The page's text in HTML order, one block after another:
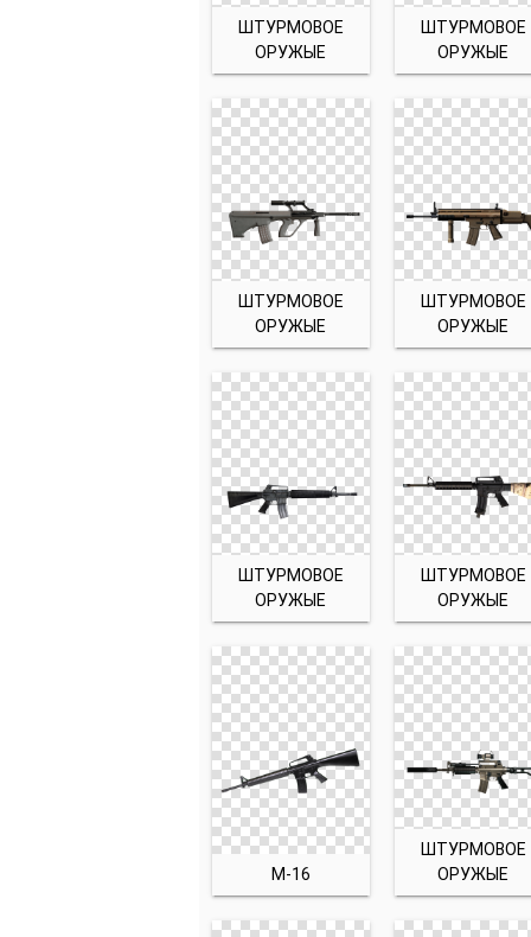
ШТУРМОВОЕ
ОРУЖЫЕ
ШТУРМОВОЕ
ОРУЖЫЕ
ШТУРМОВОЕ
ОРУЖЫЕ
ШТУРМОВОЕ
ОРУЖЫЕ
ШТУРМОВОЕ
ОРУЖЫЕ
ШТУРМОВОЕ
ОРУЖЫЕ
М-16
ШТУРМОВОЕ
ОРУЖЫЕ